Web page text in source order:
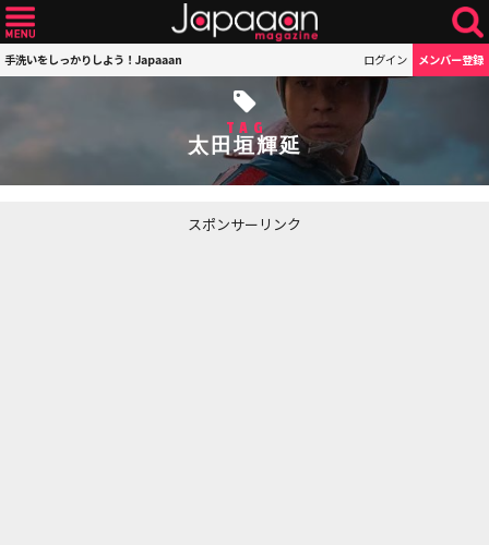
手洗いをしっかりしよう！Japaaan ログイン メンバー登録
TAG
太田垣輝延
スポンサーリンク